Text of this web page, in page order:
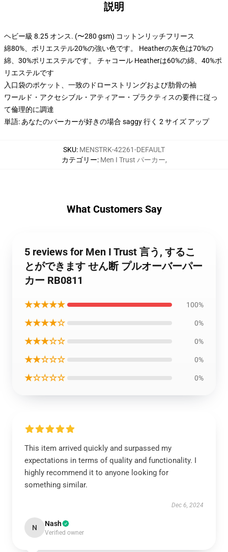
説明
ヘビー級 8.25 オンス. (〜280 gsm) コットンリッチフリース
綿80%、ポリエステル20%の強い色です。 Heatherの灰色は70%の
綿、30%ポリエステルです。 チャコール Heatherは60%の綿、40%ポ
リエステルです
入口袋のポケット、一致のドローストリングおよび肋骨の袖
ワールド・アクセシブル・アティアー・プラクティスの要件に従っ
て倫理的に調達
単語: あなたのパーカーが好きの場合 saggy 行く 2 サイズ アップ
SKU: MENSTRK-42261-DEFAULT
カテゴリー: Men I Trust パーカー,
What Customers Say
5 reviews for Men I Trust 言う, するこ
とができます せん断 プルオーバーパー
カー RB0811
★★★★★ 100%
★★★★☆ 0%
★★★☆☆ 0%
★★☆☆☆ 0%
★☆☆☆☆ 0%
This item arrived quickly and surpassed my
expectations in terms of quality and functionality. I
highly recommend it to anyone looking for
something similar.
Dec 6, 2024
N Nash
Verified owner